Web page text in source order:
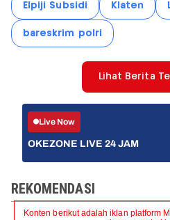
Elpiji Subsidi Klaten
bareskrim polri
Lihat Berita
Live Now
OKEZONE LIVE 24 JAM